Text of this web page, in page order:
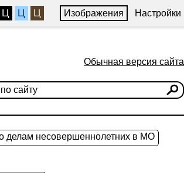
Ц Ц Ц Изображения Настройки
Обычная версия сайта
делам несовершеннолетних в МО